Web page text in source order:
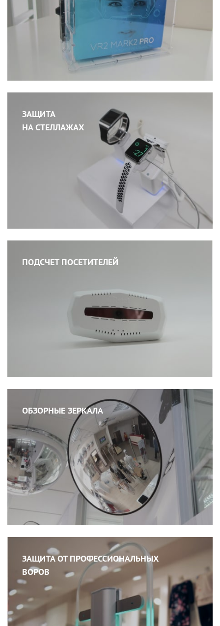
ЗАЩИТА
НА СТЕЛЛАЖАХ
ПОДСЧЕТ ПОСЕТИТЕЛЕЙ
ОБЗОРНЫЕ ЗЕРКАЛА
ЗАЩИТА ОТ ПРОФЕССИОНАЛЬНЫХ
ВОРОВ